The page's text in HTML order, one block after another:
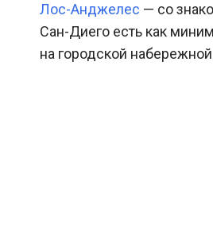
Лос-Анджелес — со
Сан-Диего есть как
на городской